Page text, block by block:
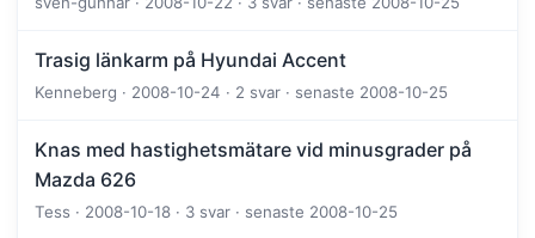
Trasig länkarm på Hyundai Accent
Kenneberg · 2008-10-24 · 2 svar · senaste 2008-10-25
Knas med hastighetsmätare vid minusgrader på
Mazda 626
Tess · 2008-10-18 · 3 svar · senaste 2008-10-25